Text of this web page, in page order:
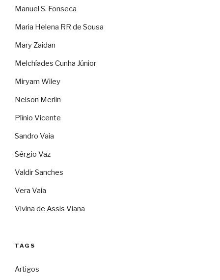
Manuel S. Fonseca
Maria Helena RR de Sousa
Mary Zaidan
Melchíades Cunha Júnior
Miryam Wiley
Nelson Merlin
Plínio Vicente
Sandro Vaia
Sérgio Vaz
Valdir Sanches
Vera Vaia
Vivina de Assis Viana
TAGS
Artigos